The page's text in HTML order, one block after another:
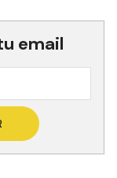
email